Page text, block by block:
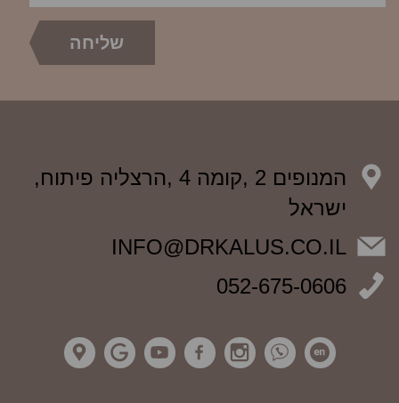
המנופים 2 ,קומה 4 ,הרצליה פיתוח,
ישראל
INFO@DRKALUS.CO.IL
052-675-0606